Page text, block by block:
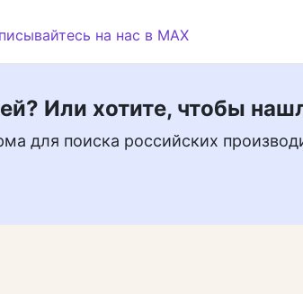
Или хотите, чтобы
для поиска российских
на нас в MAX